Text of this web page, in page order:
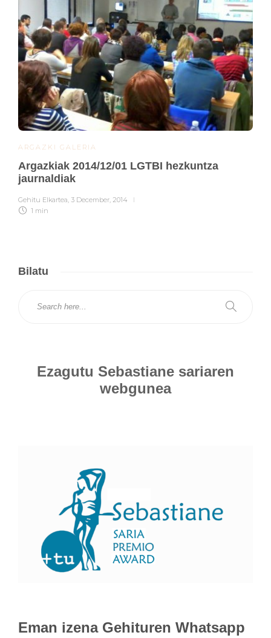
ARGAZKI GALERIA
Argazkiak 2014/12/01 LGTBI hezkuntza
jaurnaldiak
Gehitu Elkartea, 3 December, 2014
1 min
Bilatu
Ezagutu Sebastiane sariaren
webgunea
Eman izena Gehituren Whatsapp